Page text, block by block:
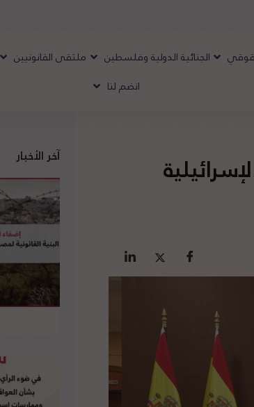
الجنائية الدولية وفلسطين ملتقى القانونيين
انضم لنا
آخر الأخبار